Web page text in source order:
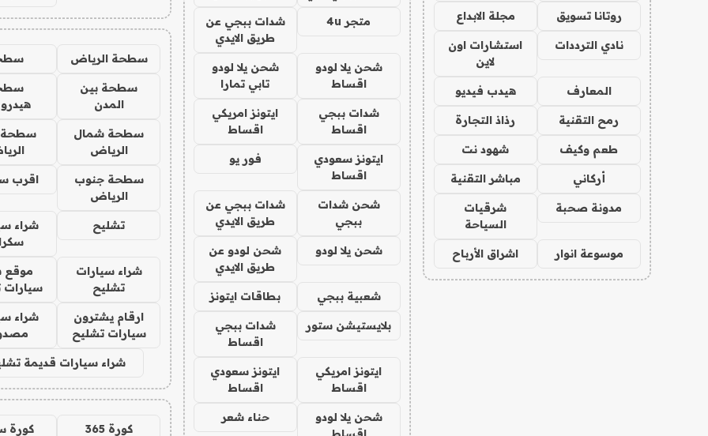
روتانا تسويق مجلة الابداع
نادي الترددات
استشارات اون
لاين
المعارف هيدب فيديو
رمح التقنية رذاذ التجارة
طعم وكيف شهود نت
أركاني مباشر التقنية
مدونة صحبة
شرقيات
السياحة
موسوعة انوار اشراق الأرباح
متجر 4u
شدات ببجي عن
طريق الايدي
شحن يلا لودو
اقساط
شحن يلا لودو
تابي تمارا
شدات ببجي
اقساط
ايتونز امريكي
اقساط
ايتونز سعودي
اقساط
فور يو
شحن شدات
ببجي
شدات ببجي عن
طريق الايدي
شحن يلا لودو
شحن لودو عن
طريق الايدي
شعبية ببجي بطاقات ايتونز
بلايستيشن ستور
شدات ببجي
اقساط
ايتونز امريكي
اقساط
ايتونز سعودي
اقساط
شحن يلا لودو
حناء شعر
سطحة الرياض
سطحة بين
المدن
سطحة شمال
الرياض
سطحة
سطحة جنوب
الرياض
اقرب
تشليح
شراء
شراء سيارات
تشليح
موقع
سيارات
ارقام يشترون
سيارات تشليح
شراء
شراء سيارات قديمة
كورة 365 كورة